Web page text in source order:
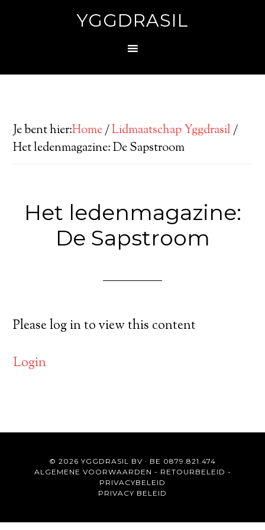
YGGDRASIL
Je bent hier:Home/Lidmaatschap Yggdrasil/
Het ledenmagazine: De Sapstroom
Het ledenmagazine:
De Sapstroom
Please log in to view this content
Login
© 2026 YGGDRASIL BV · BE 0879.821.474
ALGEMENE VOORWAARDEN - RETOURBELEID -
PRIVACYBELEID
PRIVACY BELEID